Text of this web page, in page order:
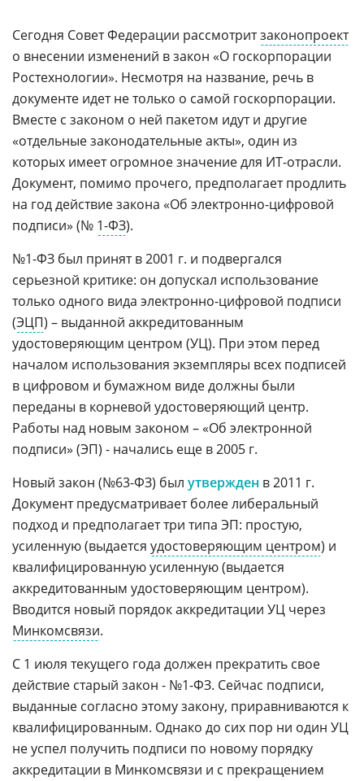
Сегодня Совет Федерации рассмотритзаконопроект
о внесении изменений в закон «О госкорпорации
Ростехнологии». Несмотря на название, речь в
документе идет не только о самой госкорпорации.
Вместе с законом о ней пакетом идут и другие
«отдельные законодательные акты», один из
которых имеет огромное значение для ИТ-отрасли.
Документ, помимо прочего, предполагает продлить
на год действие закона «Об электронно-цифровой
подписи» (№ 1-ФЗ).
№1-ФЗ был принят в 2001 г. и подвергался
серьезной критике: он допускал использование
только одного вида электронно-цифровой подписи
(ЭЦП) – выданной аккредитованным
удостоверяющим центром (УЦ). При этом перед
началом использования экземпляры всех подписей
в цифровом и бумажном виде должны были
переданы в корневой удостоверяющий центр.
Работы над новым законом – «Об электронной
подписи» (ЭП) - начались еще в 2005 г.
Новый закон (№63-ФЗ) был утвержден в 2011 г.
Документ предусматривает более либеральный
подход и предполагает три типа ЭП: простую,
усиленную (выдается удостоверяющим центром) и
квалифицированную усиленную (выдается
аккредитованным удостоверяющим центром).
Вводится новый порядок аккредитации УЦ через
Минкомсвязи.
С 1 июля текущего года должен прекратить свое
действие старый закон - №1-ФЗ. Сейчас подписи,
выданные согласно этому закону, приравниваются к
квалифицированным. Однако до сих пор ни один УЦ
не успел получить подписи по новому порядку
аккредитации в Минкомсвязи и с прекращением